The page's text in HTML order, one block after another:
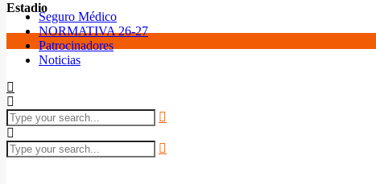
Seguro Médico
NORMATIVA 26-27
Patrocinadores
Noticias
Estadio